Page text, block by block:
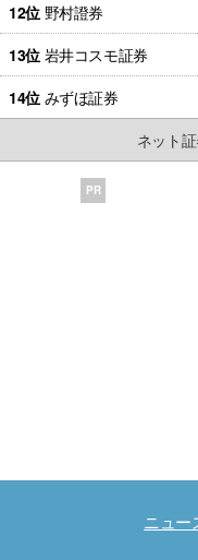
12位 野村證券
13位 岩井コスモ証券
14位 みずほ証券
ネット
PR
ニュー